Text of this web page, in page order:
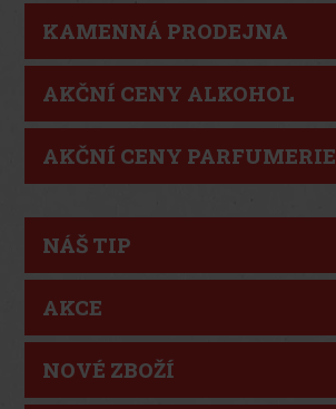
KAMENNÁ PRODEJNA
AKČNÍ CENY ALKOHOL
AKČNÍ CENY PARFUMERIE
NÁŠ TIP
AKCE
NOVÉ ZBOŽÍ